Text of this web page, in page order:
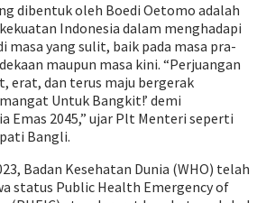
dibentuk oleh Boedi Oetomo adalah
Indonesia dalam menghadapi
masa yang sulit, baik pada masa pra-
maupun masa kini. “Perjuangan
erat, dan terus maju bergerak
Untuk Bangkit!’ demi
Emas 2045,” ujar Plt Menteri seperti
Bangli.
Badan Kesehatan Dunia (WHO) telah
status Public Health Emergency of